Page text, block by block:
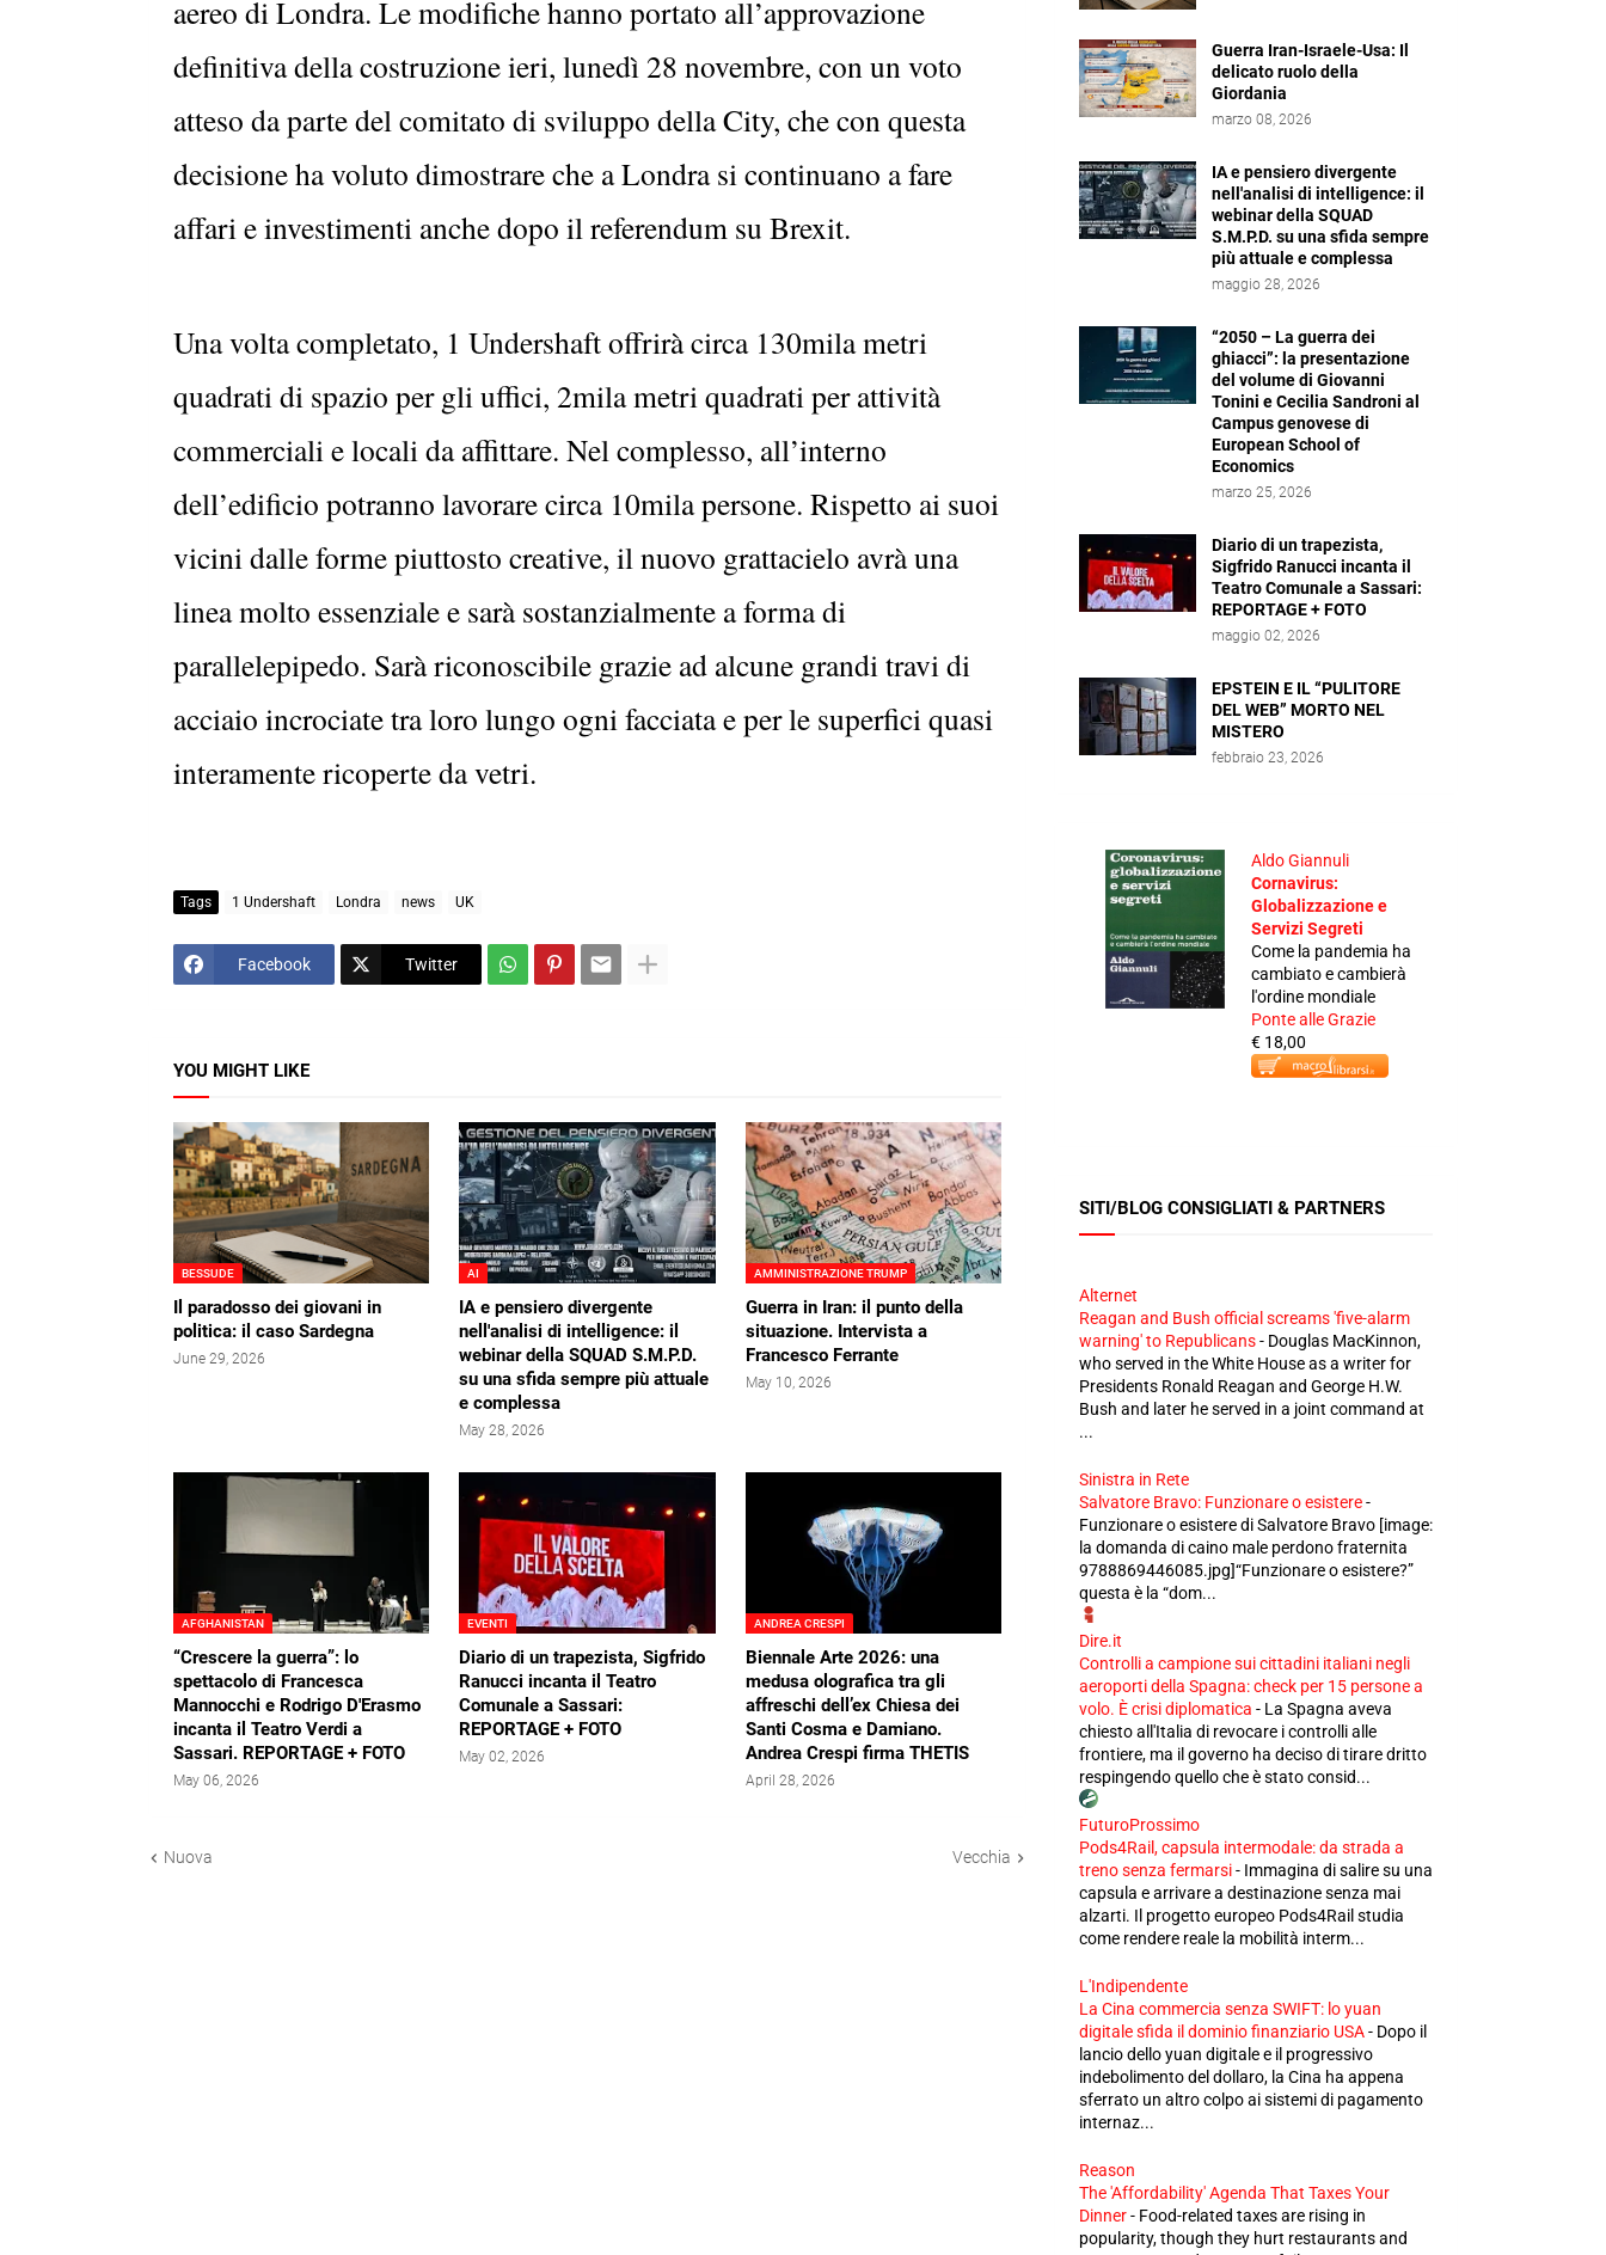
aereo di Londra. Le modifiche hanno portato all’approvazione
definitiva della costruzione ieri, lunedì 28 novembre, con un voto
atteso da parte del comitato di sviluppo della City, che con questa
decisione ha voluto dimostrare che a Londra si continuano a fare
affari e investimenti anche dopo il referendum su Brexit.
Una volta completato, 1 Undershaft offrirà circa 130mila metri
quadrati di spazio per gli uffici, 2mila metri quadrati per attività
commerciali e locali da affittare. Nel complesso, all’interno
dell’edificio potranno lavorare circa 10mila persone. Rispetto ai suoi
vicini dalle forme piuttosto creative, il nuovo grattacielo avrà una
linea molto essenziale e sarà sostanzialmente a forma di
parallelepipedo. Sarà riconoscibile grazie ad alcune grandi travi di
acciaio incrociate tra loro lungo ogni facciata e per le superfici quasi
interamente ricoperte da vetri.
Tags 1 Undershaft Londra news UK
Facebook Twitter
YOU MIGHT LIKE
BESSUDE
Il paradosso dei giovani in
politica: il caso Sardegna
June 29, 2026
AI
IA e pensiero divergente
nell'analisi di intelligence: il
webinar della SQUAD S.M.P.D.
su una sfida sempre più attuale
e complessa
May 28, 2026
AMMINISTRAZIONE TRUMP
Guerra in Iran: il punto della
situazione. Intervista a
Francesco Ferrante
May 10, 2026
AFGHANISTAN
“Crescere la guerra”: lo
spettacolo di Francesca
Mannocchi e Rodrigo D'Erasmo
incanta il Teatro Verdi a
Sassari. REPORTAGE + FOTO
May 06, 2026
EVENTI
Diario di un trapezista, Sigfrido
Ranucci incanta il Teatro
Comunale a Sassari:
REPORTAGE + FOTO
May 02, 2026
ANDREA CRESPI
Biennale Arte 2026: una
medusa olografica tra gli
affreschi dell’ex Chiesa dei
Santi Cosma e Damiano.
Andrea Crespi firma THETIS
April 28, 2026
Nuova Vecchia
Guerra Iran-Israele-Usa: Il
delicato ruolo della
Giordania
marzo 08, 2026
IA e pensiero divergente
nell'analisi di intelligence: il
webinar della SQUAD
S.M.P.D. su una sfida sempre
più attuale e complessa
maggio 28, 2026
“2050 – La guerra dei
ghiacci”: la presentazione
del volume di Giovanni
Tonini e Cecilia Sandroni al
Campus genovese di
European School of
Economics
marzo 25, 2026
Diario di un trapezista,
Sigfrido Ranucci incanta il
Teatro Comunale a Sassari:
REPORTAGE + FOTO
maggio 02, 2026
EPSTEIN E IL “PULITORE
DEL WEB” MORTO NEL
MISTERO
febbraio 23, 2026
Aldo Giannuli
Cornavirus:
Globalizzazione e
Servizi Segreti
Come la pandemia ha
cambiato e cambierà
l'ordine mondiale
Ponte alle Grazie
€ 18,00
SITI/BLOG CONSIGLIATI & PARTNERS
Alternet
Reagan and Bush official screams 'five-alarm
warning' to Republicans- Douglas MacKinnon,
who served in the White House as a writer for
Presidents Ronald Reagan and George H.W.
Bush and later he served in a joint command at
...
Sinistra in Rete
Salvatore Bravo: Funzionare o esistere-
Funzionare o esistere di Salvatore Bravo [image:
la domanda di caino male perdono fraternita
9788869446085.jpg]“Funzionare o esistere?”
questa è la “dom...
Dire.it
Controlli a campione sui cittadini italiani negli
aeroporti della Spagna: check per 15 persone a
volo. È crisi diplomatica - La Spagna aveva
chiesto all'Italia di revocare i controlli alle
frontiere, ma il governo ha deciso di tirare dritto
respingendo quello che è stato consid...
FuturoProssimo
Pods4Rail, capsula intermodale: da strada a
treno senza fermarsi- Immagina di salire su una
capsula e arrivare a destinazione senza mai
alzarti. Il progetto europeo Pods4Rail studia
come rendere reale la mobilità interm...
L'Indipendente
La Cina commercia senza SWIFT: lo yuan
digitale sfida il dominio finanziario USA- Dopo il
lancio dello yuan digitale e il progressivo
indebolimento del dollaro, la Cina ha appena
sferrato un altro colpo ai sistemi di pagamento
internaz...
Reason
The 'Affordability' Agenda That Taxes Your
Dinner- Food-related taxes are rising in
popularity, though they hurt restaurants and